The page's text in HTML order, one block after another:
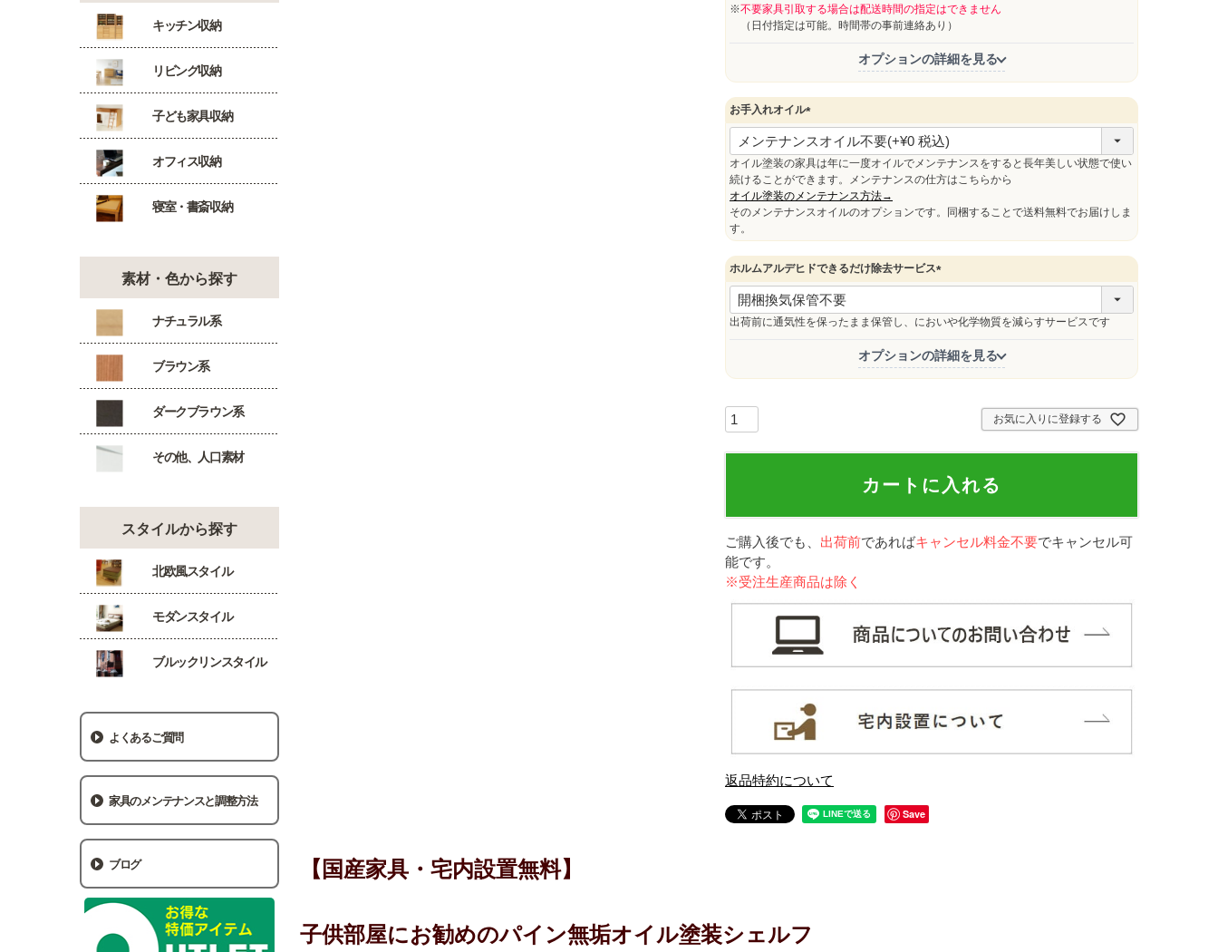
キッチン収納
リビング収納
子ども家具収納
オフィス収納
寝室・書斎収納
素材・色から探す
ナチュラル系
ブラウン系
ダークブラウン系
その他、人口素材
スタイルから探す
北欧風スタイル
モダンスタイル
ブルックリンスタイル
よくあるご質問
家具のメンテナンスと調整方法
ブログ
※不要家具引取する場合は配送時間の指定はできません
（日付指定は可能。時間帯の事前連絡あり）
オプションの詳細を見る
お手入れオイル
(
必
須
)
オイル塗装の家具は年に一度オイルでメンテナンスをすると長年美しい状態で使い
続けることができます。メンテナンスの仕方はこちらから
オイル塗装のメンテナンス方法→
そのメンテナンスオイルのオプションです。同梱することで送料無料でお届けしま
す。
ホルムアルデヒドできるだけ除去サービス
(
須
出荷前に通気性を保ったまま保管し、においや化学物質を減らすサービスです
オプションの詳細を見る
お気に入りに登録する
カートに入れる
ご購入後でも、 出荷前であればキャンセル料金不要でキャンセル可
能です。
※受注生産商品は除く
返品特約について
Save
【国産家具・宅内設置無料】
子供部屋にお勧めのパイン無垢オイル塗装シェルフ